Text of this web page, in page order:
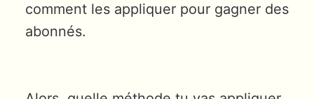
comment les appliquer pour gagner des
abonnés.